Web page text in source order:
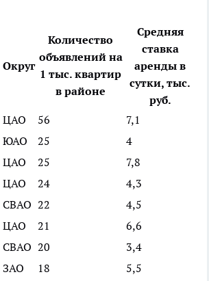
Округ
Количество
объявлений на
1 тыс. квартир
в районе
Средняя
ставка
аренды в
сутки, тыс.
руб.
ЦАО 56
7,1
ЮАО 25
4
ЦАО 25
7,8
ЦАО 24
4,3
СВАО 22
4,5
ЦАО 21
6,6
СВАО 20
3,4
ЗАО 18
5,5